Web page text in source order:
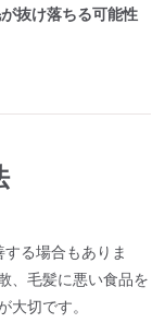
抜け落ちる可能性
る場合もありま
、毛髪に悪い食品を
切です。